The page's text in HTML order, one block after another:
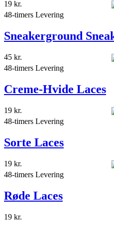
19 kr.
48-timers Levering
Sneakerground
45 kr.
48-timers Levering
Creme-Hvide Laces
19 kr.
48-timers Levering
Sorte Laces
19 kr.
48-timers Levering
Røde Laces
19 kr.